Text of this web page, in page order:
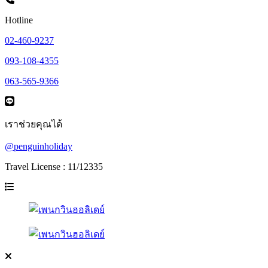
Hotline
02-460-9237
093-108-4355
063-565-9366
เราช่วยคุณได้
@penguinholiday
Travel License : 11/12335